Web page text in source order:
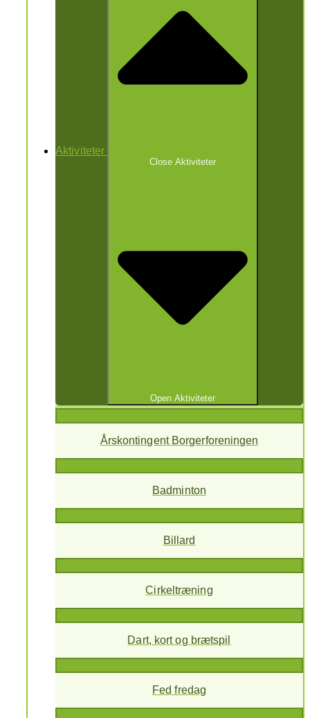
Aktiviteter
Close Aktiviteter
Open Aktiviteter
Årskontingent Borgerforeningen
Badminton
Billard
Cirkeltræning
Dart, kort og brætspil
Fed fredag